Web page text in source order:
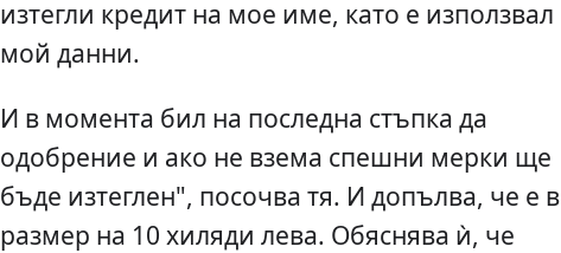
изтегли кредит на мое име, като е използвал
мой данни.
И в момента бил на последна стъпка да
одобрение и ако не взема спешни мерки ще
бъде изтеглен", посочва тя. И допълва, че е в
размер на 10 хиляди лева. Обяснява ѝ, че